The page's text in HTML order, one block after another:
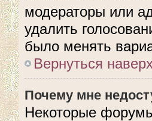
модераторы или
удалить
было менять
Вернуться
Почему мне
Некоторые